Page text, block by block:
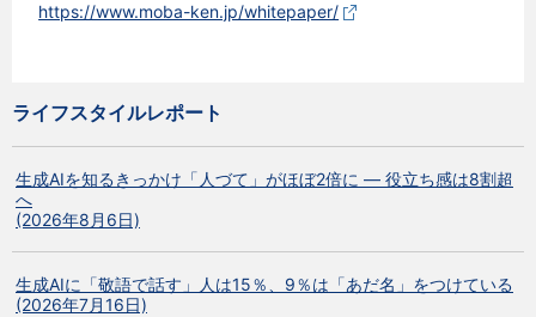
https://www.moba-ken.jp/whitepaper/
ライフスタイルレポート
生成AIを知るきっかけ「人づて」がほぼ2倍に ― 役立ち感は8割超
へ
(2026年8月6日)
生成AIに「敬語で話す」人は15％、9％は「あだ名」をつけている
(2026年7月16日)